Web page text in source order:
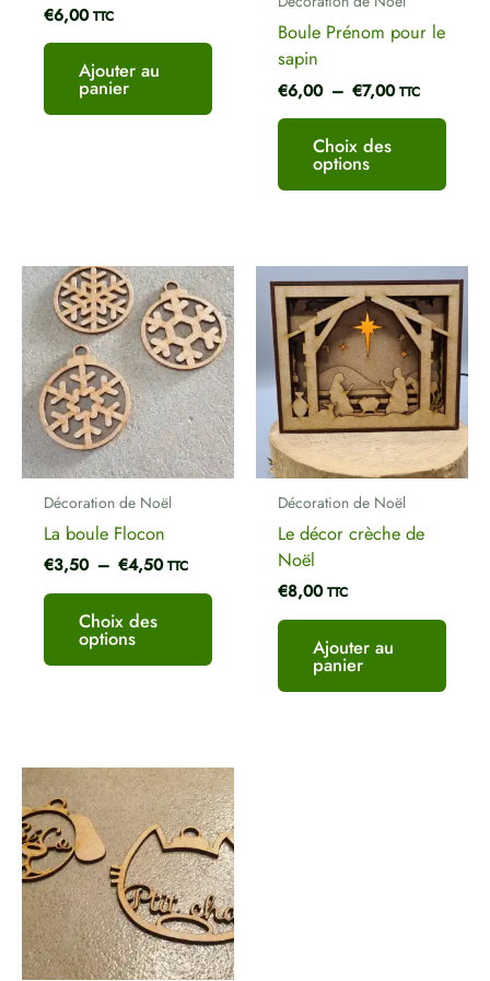
€6,00 TTC
Ajouter au
panier
Boule Prénom pour le
sapin
€6,00 – €7,00 TTC
Choix des
options
Décoration de Noël
La boule Flocon
€3,50 – €4,50
Plage
de
prix :
€3,50
à
€4,50
TTC
Choix des
options
Ce
produit
a
plusieurs
variations.
Les
options
peuvent
page
Décoration de Noël
Le décor crèche de
Noël
€8,00 TTC
Ajouter au
panier
Plage
de
prix :
€6,00
à
€7,00
Ce
produit
a
plusieurs
variations.
Les
options
peuvent